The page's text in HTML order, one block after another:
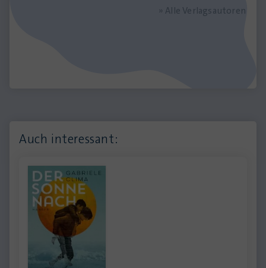
» Alle Verlagsautoren
Auch interessant: